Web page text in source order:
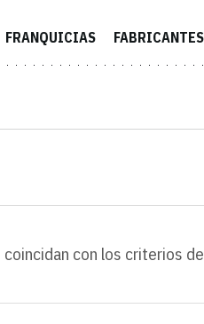
FRANQUICIAS FABRICANTES
con los criterios